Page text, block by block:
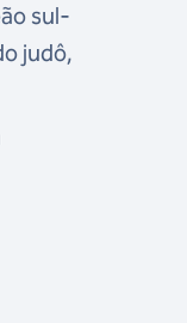
sul-
judô,